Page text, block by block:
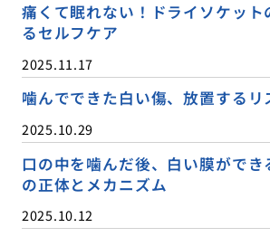
痛くて眠れない！ドライソケッ
るセルフケア
2025.11.17
噛んでできた白い傷、放置するリ
2025.10.29
口の中を噛んだ後、白い膜ができ
の正体とメカニズム
2025.10.12